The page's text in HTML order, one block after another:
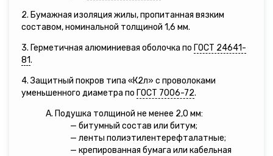
2. Бумажная изоляция жилы, пропитанная вязким
составом, номинальной толщиной 1,6 мм.
3. Герметичная алюминиевая оболочка по ГОСТ 24641-
81.
4. Защитный покров типа «К2л» с проволоками
уменьшенного диаметра по ГОСТ 7006-72.
А. Подушка толщиной не менее 2,0 мм:
— битумный состав или битум;
— ленты полиэтилентерефталатные;
— крепированная бумага или кабельная